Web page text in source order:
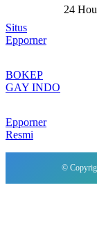
Situs
Epporner
BOKEP
GAY INDO
Epporner
Resmi
24
©